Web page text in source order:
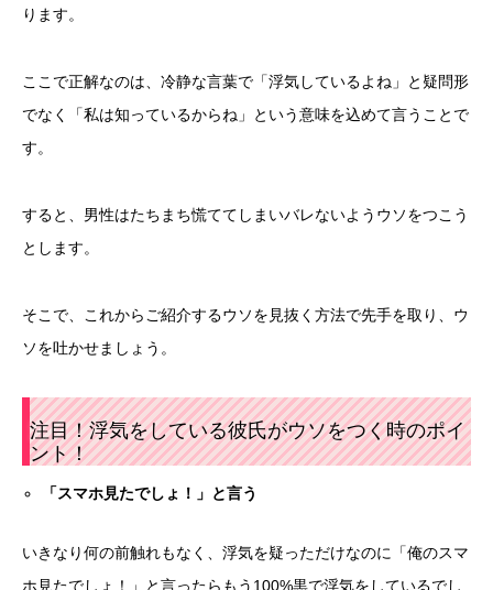
ります。
ここで正解なのは、冷静な言葉で「浮気しているよね」と疑問形
でなく「私は知っているからね」という意味を込めて言うことで
す。
すると、男性はたちまち慌ててしまいバレないようウソをつこう
とします。
そこで、これからご紹介するウソを見抜く方法で先手を取り、ウ
ソを吐かせましょう。
注目！浮気をしている彼氏がウソをつく時のポイ
ント！
「スマホ見たでしょ！」と言う
いきなり何の前触れもなく、浮気を疑っただけなのに「俺のスマ
ホ見たでしょ！」と言ったらもう100%黒で浮気をしているでし